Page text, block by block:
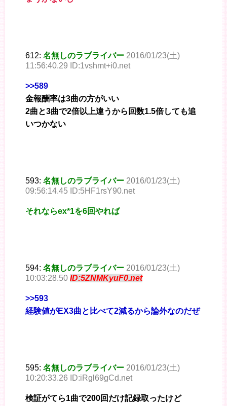
612: 名無しのラブライバー 2016/01/23(土)
11:56:40.29 ID:1vshmt+i0.net
>>589
金報酬率は3曲の方がいい
2曲と3曲で2倍以上違うから回数1.5倍しても追
いつかない
593: 名無しのラブライバー 2016/01/23(土)
09:56:14.45 ID:5HF1rsY90.net
それならex*1を6回やれば
594: 名無しのラブライバー 2016/01/23(土)
10:03:28.50 ID:5ZNMKyuF0.net
>>593
経験値がEX3曲と比べて2減るから論外なのだぜ
595: 名無しのラブライバー 2016/01/23(土)
10:20:33.26 ID:iRgl69gCd.net
検証がてら1曲で200回だけ記録取ったけど